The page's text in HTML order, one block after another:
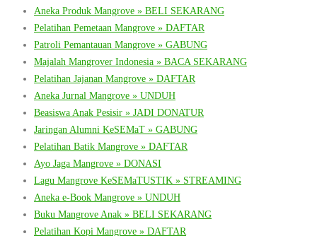
Aneka Produk Mangrove » BELI SEKARANG
Pelatihan Pemetaan Mangrove » DAFTAR
Patroli Pemantauan Mangrove » GABUNG
Majalah Mangrover Indonesia » BACA SEKARANG
Pelatihan Jajanan Mangrove » DAFTAR
Aneka Jurnal Mangrove » UNDUH
Beasiswa Anak Pesisir » JADI DONATUR
Jaringan Alumni KeSEMaT » GABUNG
Pelatihan Batik Mangrove » DAFTAR
Ayo Jaga Mangrove » DONASI
Lagu Mangrove KeSEMaTUSTIK » STREAMING
Aneka e-Book Mangrove » UNDUH
Buku Mangrove Anak » BELI SEKARANG
Pelatihan Kopi Mangrove » DAFTAR